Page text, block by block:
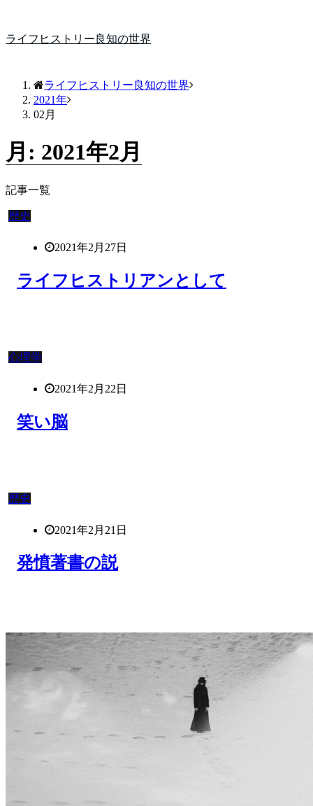
ライフヒストリー良知の世界
ライフヒストリー良知の世界
2021年
02月
月: 2021年2月
記事一覧
歴史
2021年2月27日
ライフヒストリアンとして
心理学
2021年2月22日
笑い脳
歴史
2021年2月21日
発憤著書の説